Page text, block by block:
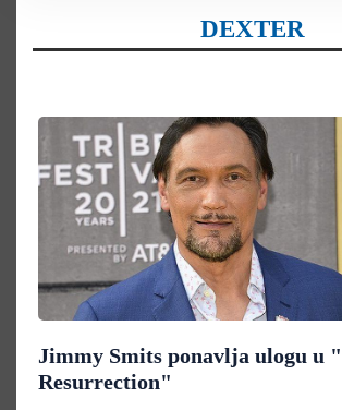
DEXTER
Jimmy Smits ponavlja ulogu u
Resurrection"